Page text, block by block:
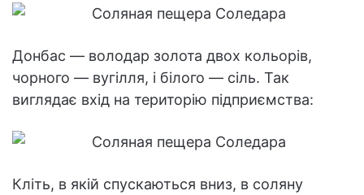
Донбас — володар золота двох кольорів,
чорного — вугілля, і білого — сіль. Так
виглядає вхід на територію підприємства:
Кліть, в якій спускаються вниз, в соляну